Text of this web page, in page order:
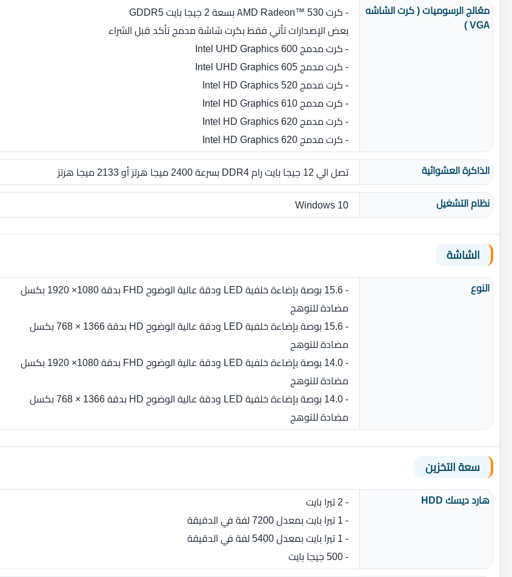
معُالج الرسوميات ( كرت الشاشه
VGA )
- كرت AMD Radeon™ 530 بسعة 2 جيجا بايت GDDR5
بعض الإصدارات تأتي فقط بكرت شاشة مدمج تأكد قبل الشراء
- كرت مدمج Intel UHD Graphics 600
- كرت مدمج Intel UHD Graphics 605
- كرت مدمج Intel HD Graphics 520
- كرت مدمج Intel HD Graphics 610
- كرت مدمج Intel HD Graphics 620
- كرت مدمج Intel HD Graphics 620
الذاكرة العشوائية
تصل الي 12 جيجا بايت رام DDR4 بسرعة 2400 ميجا هرتز أو 2133 ميجا هرتز
نظام التشغيل
Windows 10
الشاشة
النوع
- 15.6 بوصة بإضاءة خلفية LED ودقة عالية الوضوح FHD بدقة 1080× 1920 بكسل
مضادة للتوهج
- 15.6 بوصة بإضاءة خلفية LED ودقة عالية الوضوح HD بدقة 1366 × 768 بكسل
مضادة للتوهج
- 14.0 بوصة بإضاءة خلفية LED ودقة عالية الوضوح FHD بدقة 1080× 1920 بكسل
مضادة للتوهج
- 14.0 بوصة بإضاءة خلفية LED ودقة عالية الوضوح HD بدقة 1366 × 768 بكسل
مضادة للتوهج
سعة التخزين
هارد ديسك HDD
- 2 تيرا بايت
- 1 تيرا بايت بمعدل 7200 لفة في الدقيقة
- 1 تيرا بايت بمعدل 5400 لفة في الدقيقة
- 500 جيجا بايت